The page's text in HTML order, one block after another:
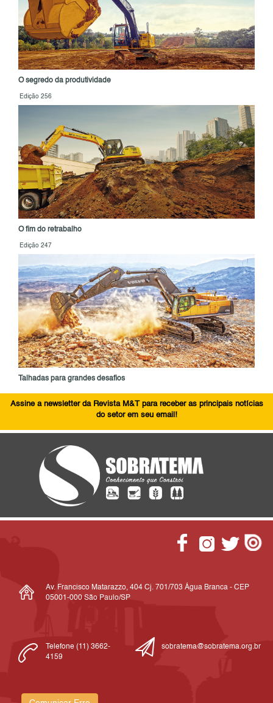
O segredo da produtividade
Edição 256
O fim do retrabalho
Edição 247
Talhadas para grandes desafios
Assine a newsletter da Revista M&T para receber as principais notícias
do setor em seu email!
Av. Francisco Matarazzo, 404 Cj. 701/703 Água Branca - CEP
05001-000 São Paulo/SP
Telefone (11) 3662-
4159
sobratema@sobratema.org.br